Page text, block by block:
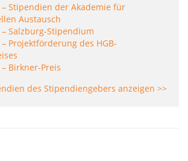
– Stipendien der Akademie für
Austausch
– Salzburg-Stipendium
– Projektförderung des HGB-
Birkner-Preis
des Stipendiengebers anzeigen >>